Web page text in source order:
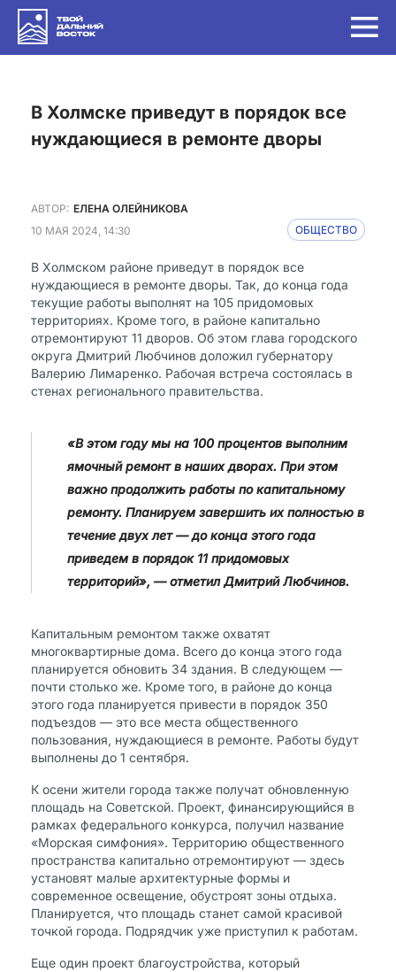
в Холмске приведут в порядок все
нуждающиеся в ремонте дворы
АВТОР: ЕЛЕНА ОЛЕЙНИКОВА
10 МАЯ 2024, 14:30
ОБЩЕСТВО
В Холмском районе приведут в порядок все
нуждающиеся в ремонте дворы. Так, до конца года
текущие работы выполнят на 105 придомовых
территориях. Кроме того, в районе капитально
отремонтируют 11 дворов. Об этом глава городского
округа Дмитрий Любчинов доложил губернатору
Валерию Лимаренко. Рабочая встреча состоялась в
стенах регионального правительства.
«В этом году мы на 100 процентов выполним
ямочный ремонт в наших дворах. При этом
важно продолжить работы по капитальному
ремонту. Планируем завершить их полностью в
течение двух лет — до конца этого года
приведем в порядок 11 придомовых
территорий», — отметил Дмитрий Любчинов.
Капитальным ремонтом также охватят
многоквартирные дома. Всего до конца этого года
планируется обновить 34 здания. В следующем —
почти столько же. Кроме того, в районе до конца
этого года планируется привести в порядок 350
подъездов — это все места общественного
пользования, нуждающиеся в ремонте. Работы будут
выполнены до 1 сентября.
К осени жители города также получат обновленную
площадь на Советской. Проект, финансирующийся в
рамках федерального конкурса, получил название
«Морская симфония». Территорию общественного
пространства капитально отремонтируют — здесь
установят малые архитектурные формы и
современное освещение, обустроят зоны отдыха.
Планируется, что площадь станет самой красивой
точкой города. Подрядчик уже приступил к работам.
Еще один проект благоустройства, который